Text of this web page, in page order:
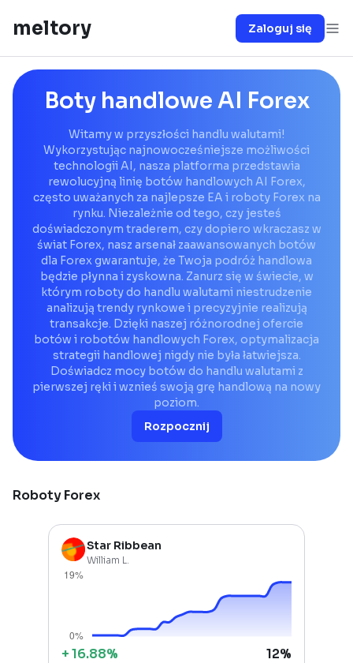
meltory Zaloguj się
Boty handlowe AI Forex
Witamy w przyszłości handlu walutami!
Wykorzystując najnowocześniejsze możliwości
technologii AI, nasza platforma przedstawia
rewolucyjną linię botów handlowych AI Forex,
często uważanych za najlepsze EA i roboty Forex na
rynku. Niezależnie od tego, czy jesteś
doświadczonym traderem, czy dopiero wkraczasz w
świat Forex, nasz arsenał zaawansowanych botów
dla Forex gwarantuje, że Twoja podróż handlowa
będzie płynna i zyskowna. Zanurz się w świecie, w
którym roboty do handlu walutami niestrudzenie
analizują trendy rynkowe i precyzyjnie realizują
transakcje. Dzięki naszej różnorodnej ofercie
botów i robotów handlowych Forex, optymalizacja
strategii handlowej nigdy nie była łatwiejsza.
Doświadcz mocy botów do handlu walutami z
pierwszej ręki i wznieś swoją grę handlową na nowy
poziom.
Rozpocznij
Roboty Forex
Star Ribbean
William L.
+16.88% 12%